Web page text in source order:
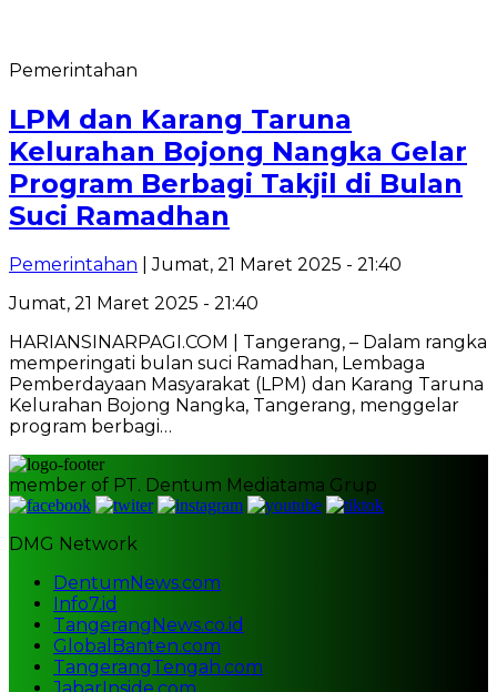
Pemerintahan
LPM dan Karang Taruna
Kelurahan Bojong Nangka Gelar
Program Berbagi Takjil di Bulan
Suci Ramadhan
Pemerintahan | Jumat, 21 Maret 2025 - 21:40
Jumat, 21 Maret 2025 - 21:40
HARIANSINARPAGI.COM | Tangerang, – Dalam rangka
memperingati bulan suci Ramadhan, Lembaga
Pemberdayaan Masyarakat (LPM) dan Karang Taruna
Kelurahan Bojong Nangka, Tangerang, menggelar
program berbagi…
member of PT. Dentum Mediatama Grup
DMG Network
DentumNews.com
Info7.id
TangerangNews.co.id
GlobalBanten.com
TangerangTengah.com
JabarInside.com